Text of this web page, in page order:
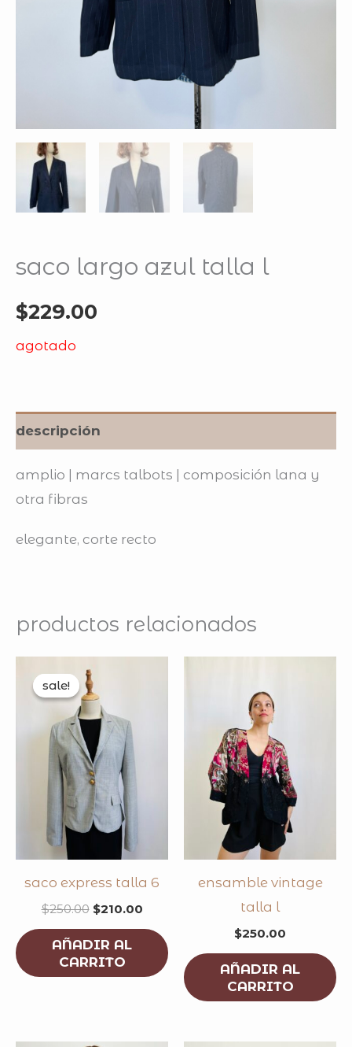
saco largo azul talla l
$229.00
agotado
descripción
amplio | marcs talbots | composición lana y
otra fibras
elegante, corte recto
productos relacionados
sale!
sale!
saco express talla 6
$250.00
price
was:
$250.00.
$210.00
AÑADIR AL
CARRITO
ensamble vintage
talla l
$250.00
AÑADIR AL
CARRITO